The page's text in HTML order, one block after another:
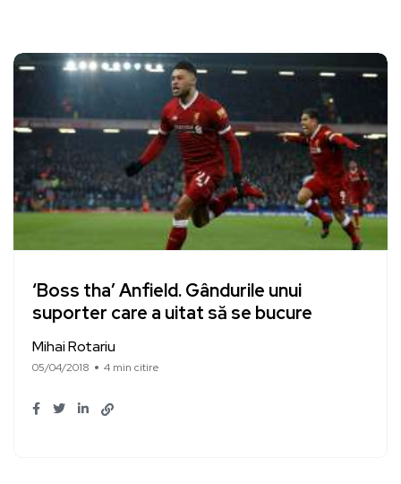
‘Boss tha’ Anfield. Gândurile unui
suporter care a uitat să se bucure
Mihai Rotariu
05/04/2018 4 min citire